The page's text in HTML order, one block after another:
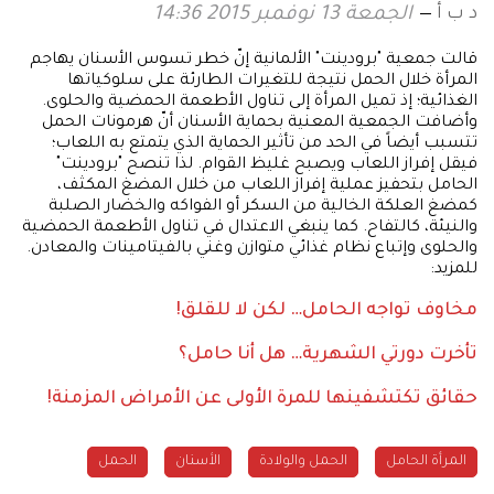
د ب أ الجمعة 13 نوفمبر 2015 14:36
قالت جمعية "برودينت" الألمانية إنّ خطر تسوس الأسنان يهاجم
المرأة خلال الحمل نتيجة للتغيرات الطارئة على سلوكياتها
الغذائية؛ إذ تميل المرأة إلى تناول الأطعمة الحمضية والحلوى.
وأضافت الجمعية المعنية بحماية الأسنان أنّ هرمونات الحمل
تتسبب أيضاً في الحد من تأثير الحماية الذي يتمتع به اللعاب؛
فيقل إفراز اللعاب ويصبح غليظ القوام. لذا تنصح "برودينت"
الحامل بتحفيز عملية إفراز اللعاب من خلال المضغ المكثف،
كمضغ العلكة الخالية من السكر أو الفواكه والخضار الصلبة
والنيئة، كالتفاح. كما ينبغي الاعتدال في تناول الأطعمة الحمضية
والحلوى وإتباع نظام غذائي متوازن وغني بالفيتامينات والمعادن.
للمزيد:
مخاوف تواجه الحامل… لكن لا للقلق!
تأخرت دورتي الشهرية… هل أنا حامل؟
حقائق تكتشفينها للمرة الأولى عن الأمراض المزمنة!
المرأة الحامل الحمل والولادة الأسنان الحمل